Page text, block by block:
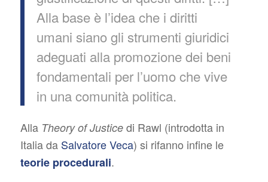
Alla base è l’idea che i diritti
umani siano gli strumenti giuridici
adeguati alla promozione dei beni
fondamentali per l’uomo che vive
in una comunità politica.
Alla Theory of Justicedi Rawl (introdotta in
Italia da Salvatore Veca) si rifanno infine le
teorie procedurali.